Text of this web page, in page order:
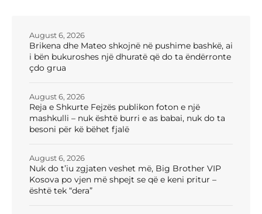
Brikena dhe Mateo shkojnë në pushime bashkë, ai
i bën bukuroshes një dhuratë që do ta ëndërronte
çdo grua
August 6, 2026
Reja e Shkurte Fejzës publikon foton e një
mashkulli – nuk është burri e as babai, nuk do ta
besoni për kë bëhet fjalë
August 6, 2026
Nuk do t’iu zgjaten veshet më, Big Brother VIP
Kosova po vjen më shpejt se që e keni pritur –
është tek “dera”
August 6, 2026